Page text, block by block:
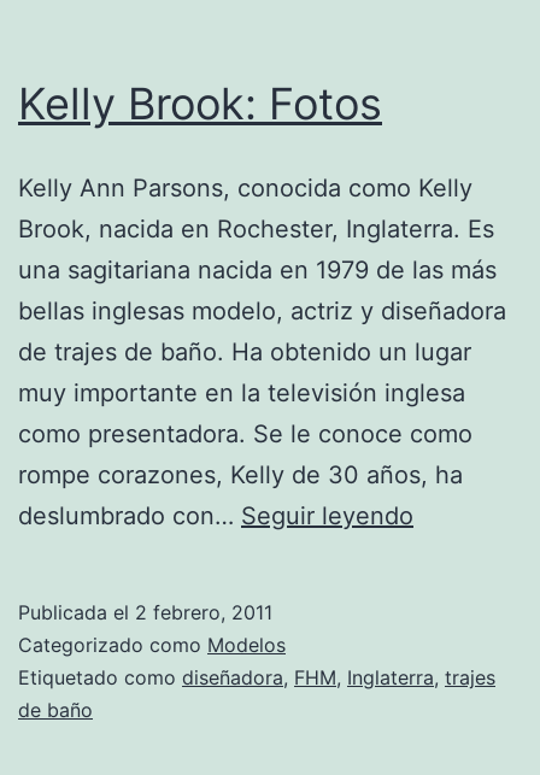
Kelly Brook: Fotos
Kelly Ann Parsons, conocida como Kelly
Brook, nacida en Rochester, Inglaterra. Es
una sagitariana nacida en 1979 de las más
bellas inglesas modelo, actriz y diseñadora
de trajes de baño. Ha obtenido un lugar
muy importante en la televisión inglesa
como presentadora. Se le conoce como
rompe corazones, Kelly de 30 años, ha
deslumbrado con… Seguir leyendo
Publicada el 2 febrero, 2011
Categorizado como Modelos
Etiquetado como diseñadora, FHM, Inglaterra, trajes
de baño